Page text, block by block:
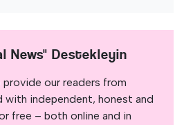
News" Destekleyin
our readers from
with independent, honest and
free – both online and in